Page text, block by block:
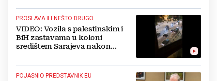
PROSLAVA ILI NEŠTO DRUGO
VIDEO: Vozila s palestinskim i
BiH zastavama u koloni
središtem Sarajeva nakon
POJASNIO PREDSTAVNIK EU